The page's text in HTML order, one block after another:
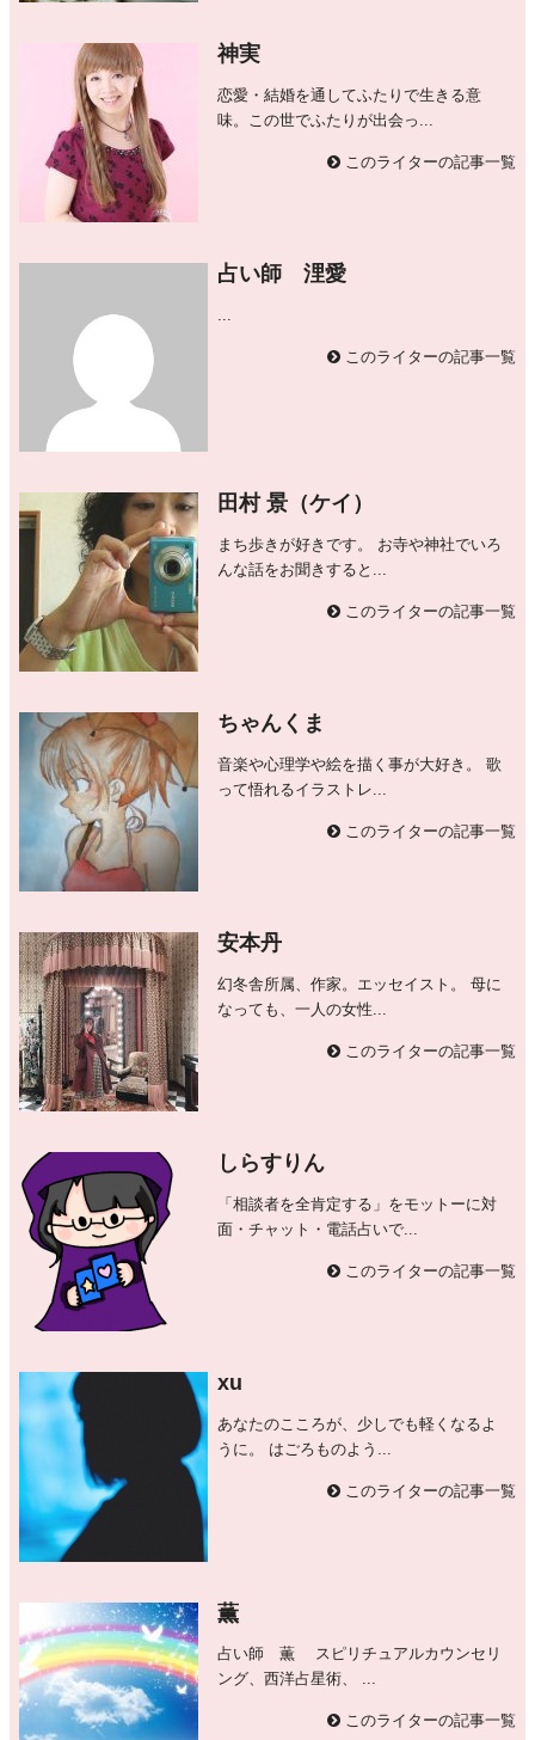
神実
恋愛・結婚を通してふたりで生きる意
味。この世でふたりが出会っ...
このライターの記事一覧
占い師 浬愛
このライターの記事一覧
田村 景（ケイ）
まち歩きが好きです。 お寺や神社でいろ
んな話をお聞きすると...
このライターの記事一覧
ちゃんくま
音楽や心理学や絵を描く事が大好き。 歌
って悟れるイラストレ...
このライターの記事一覧
安本丹
幻冬舎所属、作家。エッセイスト。 母に
なっても、一人の女性...
このライターの記事一覧
しらすりん
「相談者を全肯定する」をモットーに対
面・チャット・電話占いで...
このライターの記事一覧
xu
あなたのこころが、少しでも軽くなるよ
うに。 はごろものよう...
このライターの記事一覧
薫
占い師 薫 スピリチュアルカウンセリ
ング、西洋占星術、 ...
このライターの記事一覧